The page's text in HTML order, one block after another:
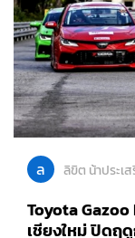
ล ลิขิต น้าประเ
Toyota
เชียงใหม่ ปิดฤ